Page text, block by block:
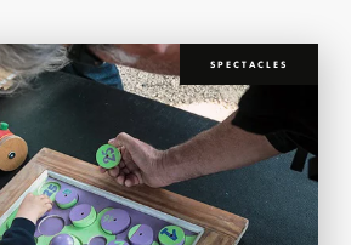
SPECTACLES